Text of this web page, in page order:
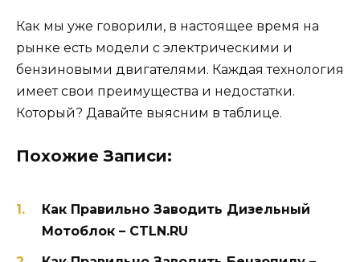
Как мы уже говорили, в настоящее время на
рынке есть модели с электрическими и
бензиновыми двигателями. Каждая технология
имеет свои преимущества и недостатки.
Который? Давайте выясним в таблице.
Похожие Записи:
Как Правильно Заводить Дизельный
Мотоблок – CTLN.RU